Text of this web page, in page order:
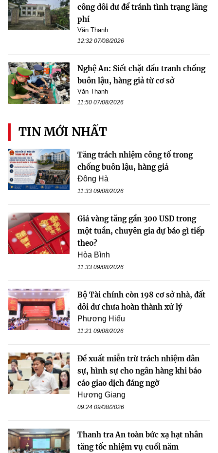
công dôi dư để tránh tình trạng lãng
phí
Văn Thanh
12:32 07/08/2026
Nghệ An: Siết chặt đấu tranh chống
buôn lậu, hàng giả từ cơ sở
Văn Thanh
11:50 07/08/2026
TIN MỚI NHẤT
Tăng trách nhiệm công tố trong
chống buôn lậu, hàng giả
Đông Hà
11:33 09/08/2026
Giá vàng tăng gần 300 USD trong
một tuần, chuyên gia dự báo gì tiếp
theo?
Hòa Bình
11:33 09/08/2026
Bộ Tài chính còn 198 cơ sở nhà, đất
dôi dư chưa hoàn thành xử lý
Phương Hiếu
11:21 09/08/2026
Đề xuất miễn trừ trách nhiệm dân
sự, hình sự cho ngân hàng khi báo
cáo giao dịch đáng ngờ
Hương Giang
09:24 09/08/2026
Thanh tra An toàn bức xạ hạt nhân
tăng tốc nhiệm vụ cuối năm